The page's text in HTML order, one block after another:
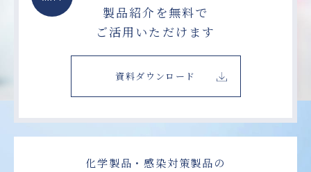
製品紹介を無料で
ご活用いただけます
資料ダウンロード
化学製品・感染対策製品の